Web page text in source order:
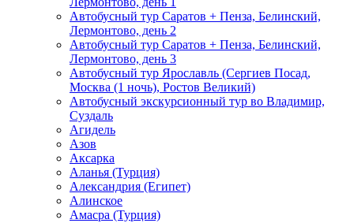
Автобусный тур Саратов + Пенза, Белинский,
Лермонтово, день 2
Автобусный тур Саратов + Пенза, Белинский,
Лермонтово, день 3
Автобусный тур Ярославль (Сергиев Посад,
Москва (1 ночь), Ростов Великий)
Автобусный экскурсионный тур во Владимир,
Суздаль
Агидель
Азов
Аксарка
Аланья (Турция)
Александрия (Египет)
Алинское
Амасра (Турция)